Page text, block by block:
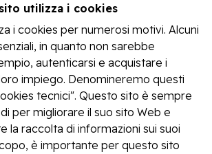
utilizza i cookies
i cookies per numerosi motivi. Alcuni
in quanto non sarebbe
autenticarsi e acquistare i
impiego. Denomineremo questi
tecnici". Questo sito è sempre
per migliorare il suo sito Web e
la raccolta di informazioni sui suoi
è importante per questo sito